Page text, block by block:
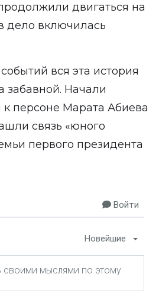
двигаться на
дело включилась
вся эта история
забавной. Начали
к персоне Марата Абиева
связь «юного
первого президента
Войти
Новейшие